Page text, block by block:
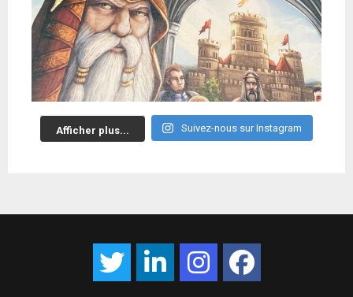
Afficher plus... Suivez-nous sur Instagram